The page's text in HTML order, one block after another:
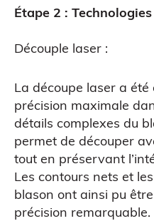
Figurine bobble head
Étape 2 :
Découple laser :
La découpe laser a
précision maximale
détails complexes du
permet de découper
tout en préservant
Les contours nets et
blason ont ainsi pu
précision remarquable.